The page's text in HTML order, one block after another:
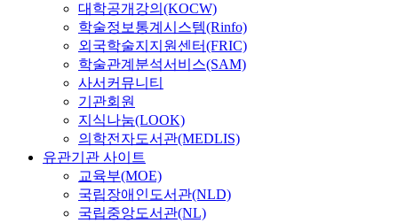
대학공개강의(KOCW)
학술정보통계시스템(Rinfo)
외국학술지지원센터(FRIC)
학술관계분석서비스(SAM)
사서커뮤니티
기관회원
지식나눔(LOOK)
의학전자도서관(MEDLIS)
유관기관 사이트
교육부(MOE)
국립장애인도서관(NLD)
국립중앙도서관(NL)